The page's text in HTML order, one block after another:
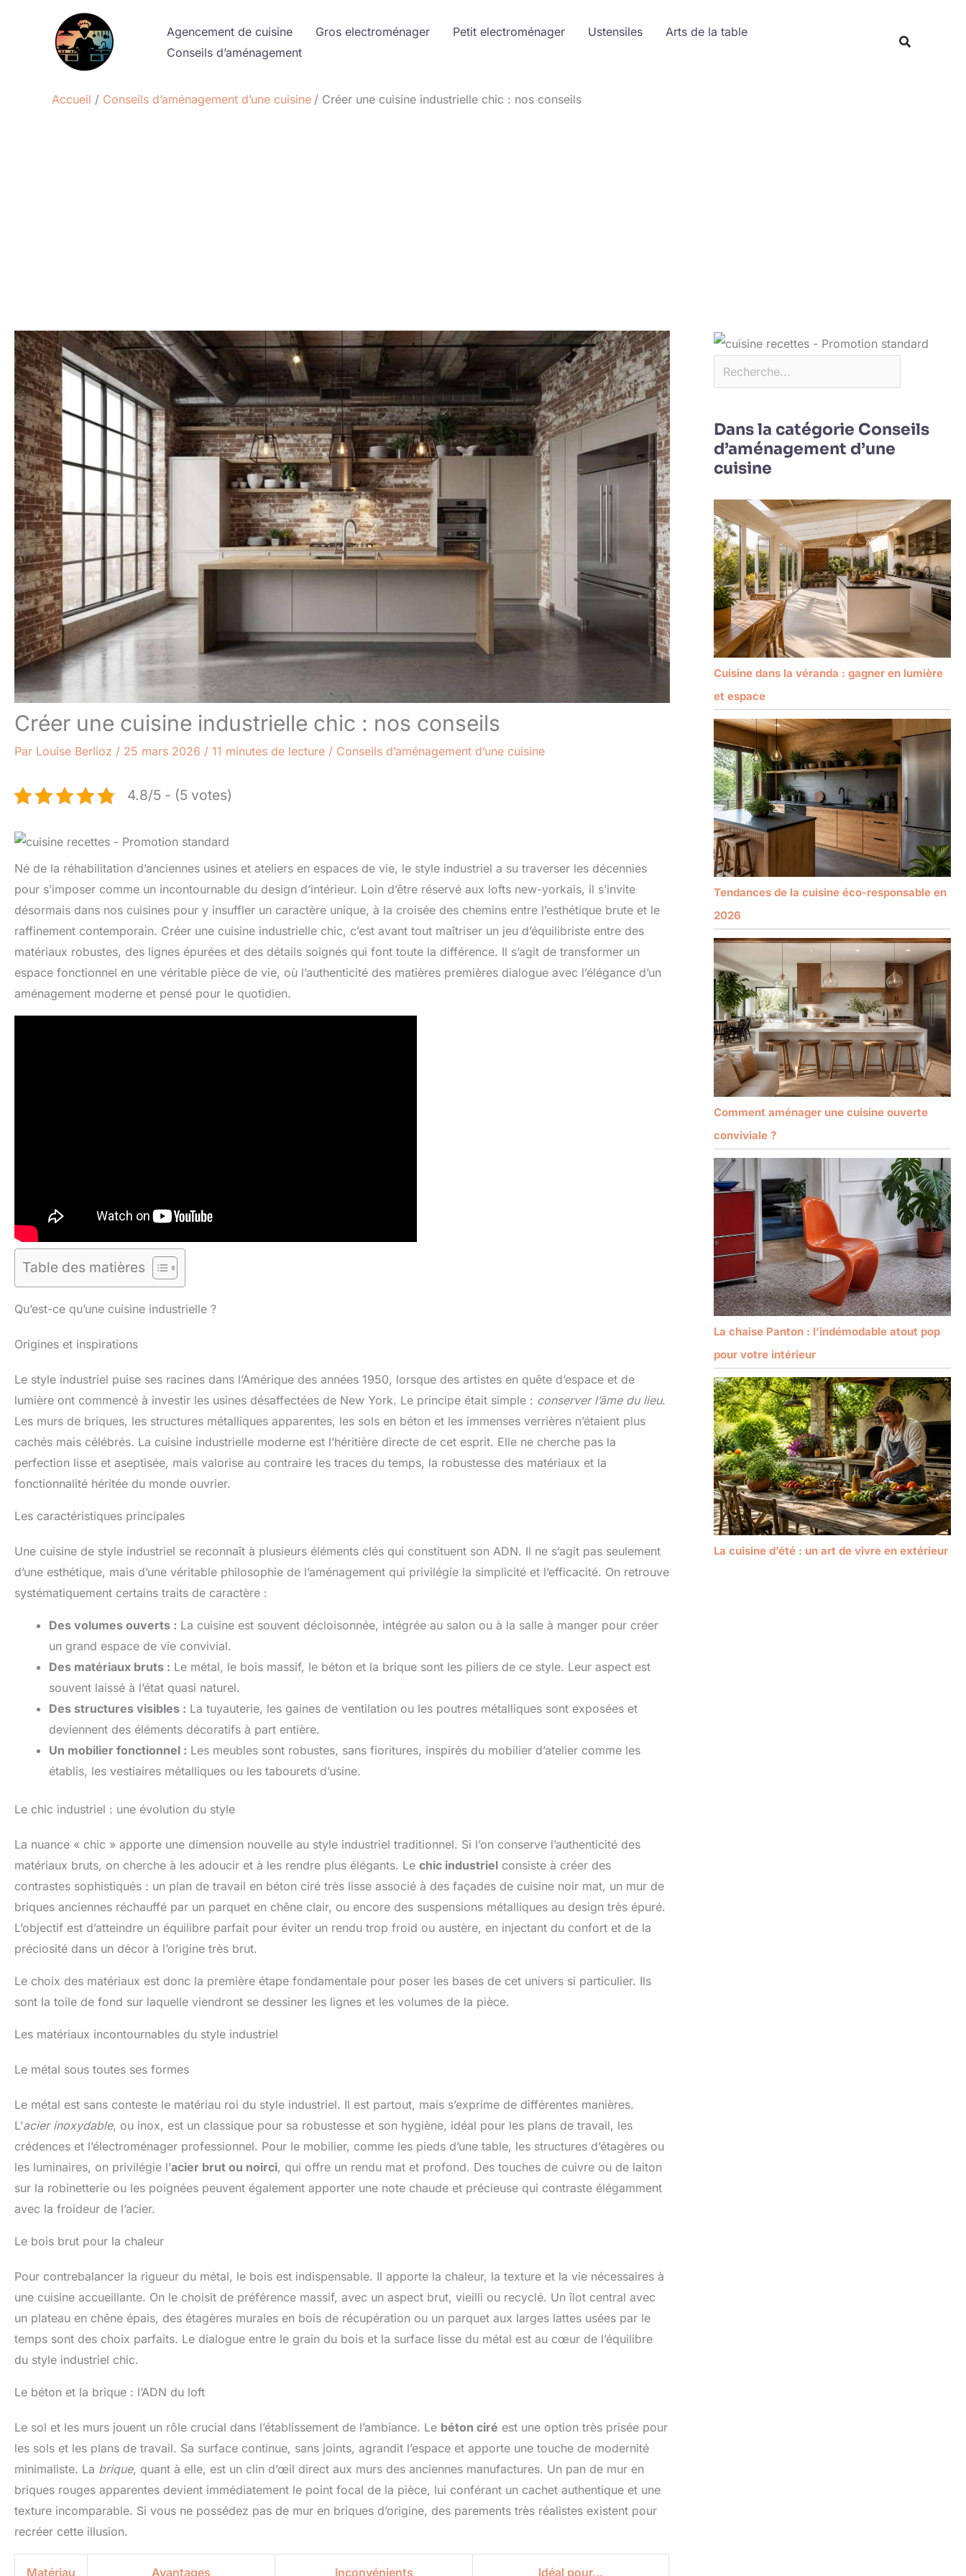
Agencement de cuisine Gros electroménager Petit electroménager Ustensiles
Arts de la table
Conseils d’aménagement
Accueil Conseils d’aménagement d’une cuisine Créer une cuisine industrielle chic : nos conseils
Créer une cuisine industrielle chic : nos conseils
Par Louise Berlioz / 25 mars 2026 / 11 minutes de lecture / Conseils d’aménagement d’une cuisine
4.8/5 - (5 votes)
Né de la réhabilitation d’anciennes usines et ateliers en espaces de vie, le style industriel a su traverser les décennies
pour s’imposer comme un incontournable du design d’intérieur. Loin d’être réservé aux lofts new-yorkais, il s’invite
désormais dans nos cuisines pour y insuffler un caractère unique, à la croisée des chemins entre l’esthétique brute et le
raffinement contemporain. Créer une cuisine industrielle chic, c’est avant tout maîtriser un jeu d’équilibriste entre des
matériaux robustes, des lignes épurées et des détails soignés qui font toute la différence. Il s’agit de transformer un
espace fonctionnel en une véritable pièce de vie, où l’authenticité des matières premières dialogue avec l’élégance d’un
aménagement moderne et pensé pour le quotidien.
Table des matières
Qu’est-ce qu’une cuisine industrielle ?
Origines et inspirations
Le style industriel puise ses racines dans l’Amérique des années 1950, lorsque des artistes en quête d’espace et de
lumière ont commencé à investir les usines désaffectées de New York. Le principe était simple : conserver l’âme du lieu.
Les murs de briques, les structures métalliques apparentes, les sols en béton et les immenses verrières n’étaient plus
cachés mais célébrés. La cuisine industrielle moderne est l’héritière directe de cet esprit. Elle ne cherche pas la
perfection lisse et aseptisée, mais valorise au contraire les traces du temps, la robustesse des matériaux et la
fonctionnalité héritée du monde ouvrier.
Les caractéristiques principales
Une cuisine de style industriel se reconnaît à plusieurs éléments clés qui constituent son ADN. Il ne s’agit pas seulement
d’une esthétique, mais d’une véritable philosophie de l’aménagement qui privilégie la simplicité et l’efficacité. On retrouve
systématiquement certains traits de caractère :
Des volumes ouverts : La cuisine est souvent décloisonnée, intégrée au salon ou à la salle à manger pour créer
un grand espace de vie convivial.
Des matériaux bruts : Le métal, le bois massif, le béton et la brique sont les piliers de ce style. Leur aspect est
souvent laissé à l’état quasi naturel.
Des structures visibles : La tuyauterie, les gaines de ventilation ou les poutres métalliques sont exposées et
deviennent des éléments décoratifs à part entière.
Un mobilier fonctionnel : Les meubles sont robustes, sans fioritures, inspirés du mobilier d’atelier comme les
établis, les vestiaires métalliques ou les tabourets d’usine.
Le chic industriel : une évolution du style
La nuance « chic » apporte une dimension nouvelle au style industriel traditionnel. Si l’on conserve l’authenticité des
matériaux bruts, on cherche à les adoucir et à les rendre plus élégants. Le chic industriel consiste à créer des
contrastes sophistiqués : un plan de travail en béton ciré très lisse associé à des façades de cuisine noir mat, un mur de
briques anciennes réchauffé par un parquet en chêne clair, ou encore des suspensions métalliques au design très épuré.
L’objectif est d’atteindre un équilibre parfait pour éviter un rendu trop froid ou austère, en injectant du confort et de la
préciosité dans un décor à l’origine très brut.
Le choix des matériaux est donc la première étape fondamentale pour poser les bases de cet univers si particulier. Ils
sont la toile de fond sur laquelle viendront se dessiner les lignes et les volumes de la pièce.
Les matériaux incontournables du style industriel
Le métal sous toutes ses formes
Le métal est sans conteste le matériau roi du style industriel. Il est partout, mais s’exprime de différentes manières.
L’acier inoxydable, ou inox, est un classique pour sa robustesse et son hygiène, idéal pour les plans de travail, les
crédences et l’électroménager professionnel. Pour le mobilier, comme les pieds d’une table, les structures d’étagères ou
les luminaires, on privilégie l’acier brut ou noirci, qui offre un rendu mat et profond. Des touches de cuivre ou de laiton
sur la robinetterie ou les poignées peuvent également apporter une note chaude et précieuse qui contraste élégamment
avec la froideur de l’acier.
Le bois brut pour la chaleur
Pour contrebalancer la rigueur du métal, le bois est indispensable. Il apporte la chaleur, la texture et la vie nécessaires à
une cuisine accueillante. On le choisit de préférence massif, avec un aspect brut, vieilli ou recyclé. Un îlot central avec
un plateau en chêne épais, des étagères murales en bois de récupération ou un parquet aux larges lattes usées par le
temps sont des choix parfaits. Le dialogue entre le grain du bois et la surface lisse du métal est au cœur de l’équilibre
du style industriel chic.
Le béton et la brique : l’ADN du loft
Le sol et les murs jouent un rôle crucial dans l’établissement de l’ambiance. Le béton ciré est une option très prisée pour
les sols et les plans de travail. Sa surface continue, sans joints, agrandit l’espace et apporte une touche de modernité
minimaliste. La brique, quant à elle, est un clin d’œil direct aux murs des anciennes manufactures. Un pan de mur en
briques rouges apparentes devient immédiatement le point focal de la pièce, lui conférant un cachet authentique et une
texture incomparable. Si vous ne possédez pas de mur en briques d’origine, des parements très réalistes existent pour
recréer cette illusion.
Matériau Avantages Inconvénients Idéal pour…
Dans la catégorie Conseils
d’aménagement d’une
cuisine
Cuisine dans la véranda : gagner en lumière
et espace
Tendances de la cuisine éco-responsable en
2026
Comment aménager une cuisine ouverte
conviviale ?
La chaise Panton : l’indémodable atout pop
pour votre intérieur
La cuisine d’été : un art de vivre en extérieur